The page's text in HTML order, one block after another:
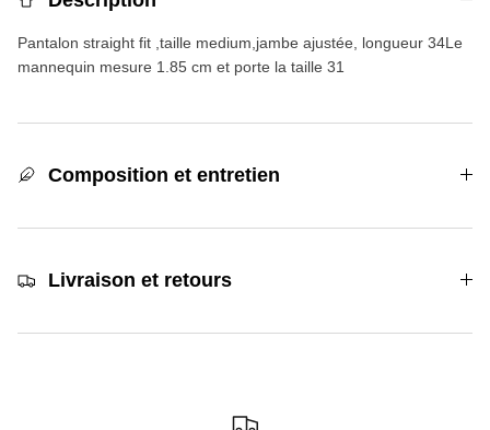
Pantalon straight fit ,taille medium,jambe ajustée, longueur 34Le
mannequin mesure 1.85 cm et porte la taille 31
Composition et entretien
Livraison et retours